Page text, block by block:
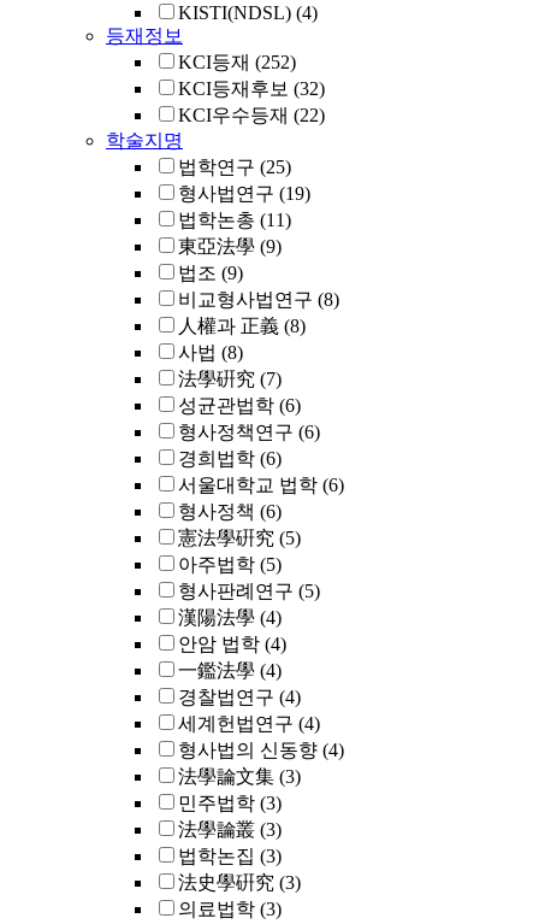
KISTI(NDSL) (4)
등재정보
KCI등재 (252)
KCI등재후보 (32)
KCI우수등재 (22)
학술지명
법학연구 (25)
형사법연구 (19)
법학논총 (11)
東亞法學 (9)
법조 (9)
비교형사법연구 (8)
人權과 正義 (8)
사법 (8)
法學硏究 (7)
성균관법학 (6)
형사정책연구 (6)
경희법학 (6)
서울대학교 법학 (6)
형사정책 (6)
憲法學硏究 (5)
아주법학 (5)
형사판례연구 (5)
漢陽法學 (4)
안암 법학 (4)
一鑑法學 (4)
경찰법연구 (4)
세계헌법연구 (4)
형사법의 신동향 (4)
法學論文集 (3)
민주법학 (3)
法學論叢 (3)
법학논집 (3)
法史學硏究 (3)
의료법학 (3)